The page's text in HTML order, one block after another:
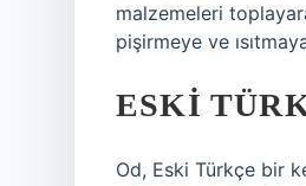
malzemeleri
pişirmeye ve
ESKI
Od, Eski Türkçe bir